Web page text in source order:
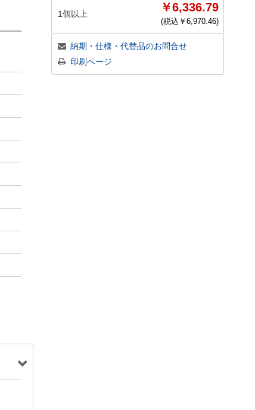
1個以上 ￥6,336.79
(税込￥ 6,970.46)
納期・仕様・代替品のお問合せ
印刷ページ